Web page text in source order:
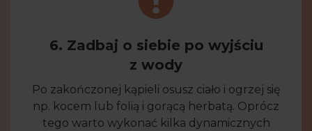
6. Zadbaj o siebie po wyjściu
z wody
Po zakończonej kąpieli osusz ciało i ogrzej się
np. kocem lub folią i gorącą herbatą. Oprócz
tego warto wykonać kilka dynamicznych